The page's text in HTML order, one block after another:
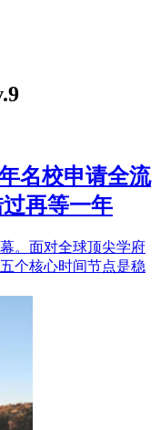
名校申请全流
再等一年
。面对全球顶尖学府
个核心时间节点是稳